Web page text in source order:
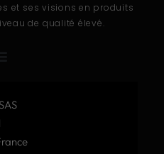
et ses visions en produits
de qualité élevé.